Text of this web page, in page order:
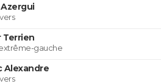
Terrien
gauche
Alexandre